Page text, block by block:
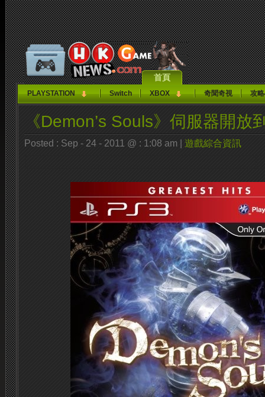
首頁
PLAYSTATION Switch XBOX 奇聞奇視 攻
《Demon’s Souls》伺服器開放
Posted : Sep - 24 - 2011 @ : 1:08 am | 遊戲綜合資訊